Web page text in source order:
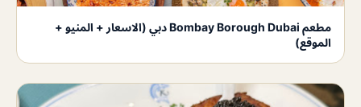
مطعم Bombay Borough Dubai دبي (الاسعار + المنيو +
الموقع)